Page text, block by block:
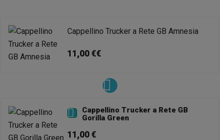
Cappellino Trucker a Rete GB Amnesia
11,00 €€

Cappellino Trucker a Rete GB
Gorilla Green
11,00 €